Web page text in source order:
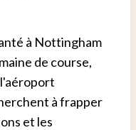
à Nottingham
de course,
à frapper
et les